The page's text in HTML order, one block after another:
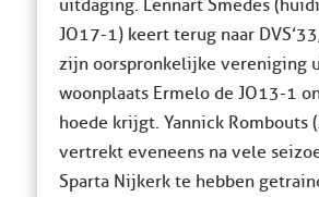
uitdaging. Lennart Smedes
JO17-1) keert terug naar
zijn oorspronkelijke vereniging
woonplaats Ermelo de JO13-1
hoede krijgt. Yannick Rombouts
vertrekt eveneens na vele
Sparta Nijkerk te hebben